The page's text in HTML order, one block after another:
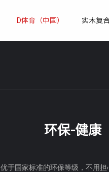
D体育（中国） 实木复
环保-健康
于国家标准的环保等级，不用担